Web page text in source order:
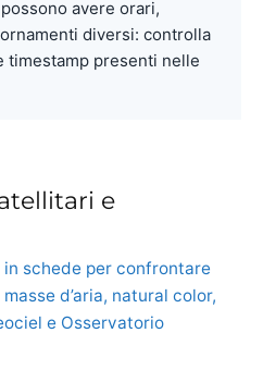
avere orari,
diversi: controlla
timestamp presenti nelle
e
schede per confrontare
d’aria, natural color,
e Osservatorio